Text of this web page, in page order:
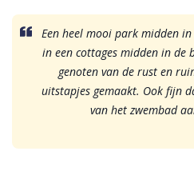
Een heel mooi park midden
in een cottages midden in de
genoten van de rust en
uitstapjes gemaakt. Ook fijn
van het zwembad